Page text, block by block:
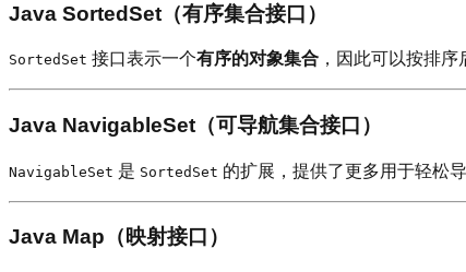
Java SortedSet（有序集合接口）
SortedSet 接口表示一个有序的对象集合 ，因此可以按排
Java NavigableSet（可导航集合接口）
NavigableSet 是 SortedSet 的扩展，提供了更多用于轻松
Java Map（映射接口）